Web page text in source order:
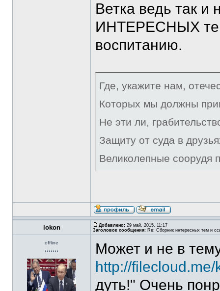
Ветка ведь так и
ИНТЕРЕСНЫХ
воспитанию.
Где, укажите нам,
Которых мы должны
Не эти ли,
Защиту от суда в
Великолепные соорудя
lokon Добавлено: 29 май, 2015, 11:17
Заголовок сообщения: Re: Сборник интересных тем и
offline
*******
Может и не в
http://
дуть!" Очень